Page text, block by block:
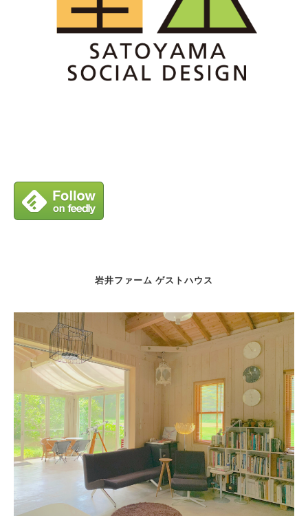
岩井ファーム ゲストハウス